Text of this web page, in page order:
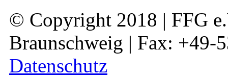
© Copyright 2018 | FFG
Braunschweig | Fax: +49-
Datenschutz